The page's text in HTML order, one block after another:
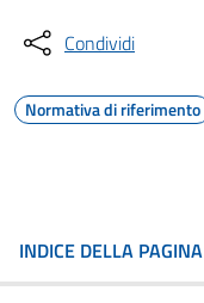
Condividi
Normativa di riferimento
INDICE DELLA PAGINA